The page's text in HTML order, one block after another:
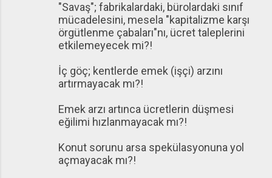
"Savaş"; fabrikalardaki, bürolardaki sınıf
mücadelesini, mesela "kapitalizme karşı
örgütlenme çabaları"nı, ücret taleplerini
etkilemeyecek mi?!
İç göç; kentlerde emek (işçi) arzını
artırmayacak mı?!
Emek arzı artınca ücretlerin düşmesi
eğilimi hızlanmayacak mı?!
Konut sorunu arsa spekülasyonuna yol
açmayacak mı?!